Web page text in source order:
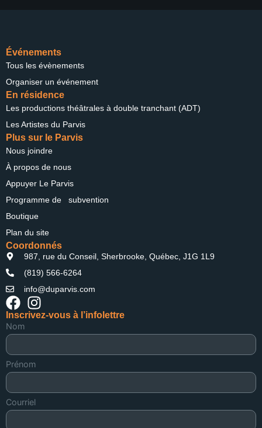
Coordonnés
987, rue du Conseil, Sherbrooke, Québec, J1G 1L9
(819) 566-6264
info@duparvis.com
Événements
Tous les évènements
Organiser un événement
En résidence
Les productions théâtrales à double tranchant (ADT)
Les Artistes du Parvis
Plus sur le Parvis
Nous joindre
À propos de nous
Appuyer Le Parvis
Programme de subvention
Boutique
Plan du site
Inscrivez-vous à l’infolettre
Nom
Prénom
Courriel